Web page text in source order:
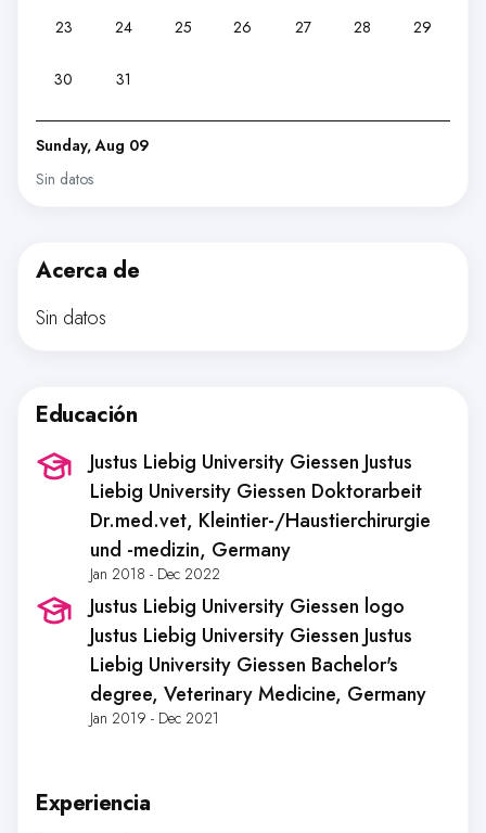
23 24 25 26 27 28 29
30 31
Sunday, Aug 09
Sin datos
Acerca de
Sin datos
Educación
Justus Liebig University Giessen Justus
Liebig University Giessen Doktorarbeit
Dr.med.vet, Kleintier-/Haustierchirurgie
und -medizin, Germany
Jan 2018 - Dec 2022
Justus Liebig University Giessen logo
Justus Liebig University Giessen Justus
Liebig University Giessen Bachelor's
degree, Veterinary Medicine, Germany
Jan 2019 - Dec 2021
Experiencia